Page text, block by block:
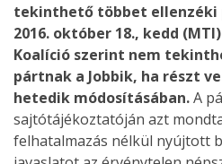
tekinthető többet ellenzéki
2016. október 18., kedd
Koalíció szerint nem
pártnak a Jobbik, ha részt
hetedik módosításában.A
sajtótájékoztatóján azt
felhatalmazás nélkül nyújtott